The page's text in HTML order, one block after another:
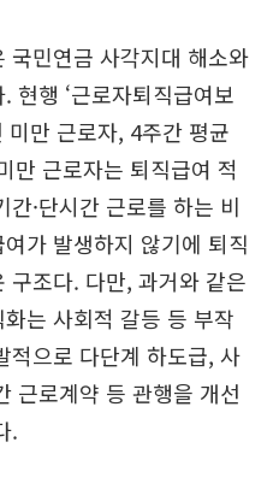
국민연금 사각지대 해소와
현행 ‘근로자퇴직급여보
미만 근로자, 4주간 평균
만 근로자는 퇴직급여 적
·단시간 근로를 하는 비
가 발생하지 않기에 퇴직
구조다. 다만, 과거와 같은
는 사회적 갈등 등 부작
적으로 다단계 하도급, 사
근로계약 등 관행을 개선
.